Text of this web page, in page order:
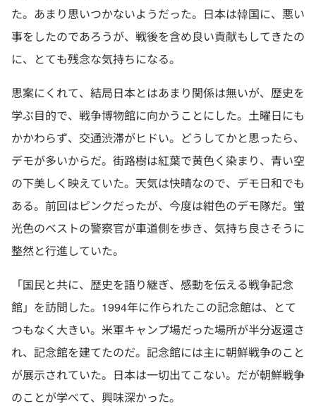
た。あまり思いつかないようだった。日本は韓国に、悪い
事をしたのであろうが、戦後を含め良い貢献もしてきたの
に、とても残念な気持ちになる。
思案にくれて、結局日本とはあまり関係は無いが、歴史を
学ぶ目的で、戦争博物館に向かうことにした。土曜日にも
かかわらず、交通渋滞がヒドい。どうしてかと思ったら、
デモが多いからだ。街路樹は紅葉で黄色く染まり、青い空
の下美しく映えていた。天気は快晴なので、デモ日和でも
ある。前回はピンクだったが、今度は紺色のデモ隊だ。蛍
光色のベストの警察官が車道側を歩き、気持ち良さそうに
整然と行進していた。
「国民と共に、歴史を語り継ぎ、感動を伝える戦争記念
館」を訪問した。1994年に作られたこの記念館は、とて
つもなく大きい。米軍キャンプ場だった場所が半分返還さ
れ、記念館を建てたのだ。記念館には主に朝鮮戦争のこと
が展示されていた。日本は一切出てこない。だが朝鮮戦争
のことが学べて、興味深かった。